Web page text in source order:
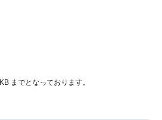
までとなっております。